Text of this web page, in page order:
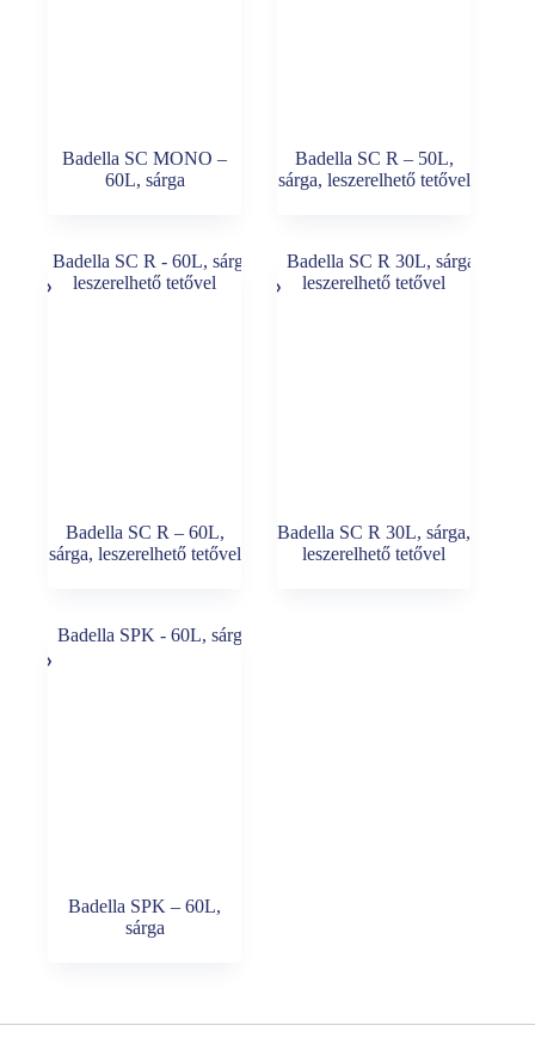
Badella SC MONO –
60L, sárga
Badella SC R – 50L,
sárga, leszerelhető tetővel
Badella SC R – 60L,
sárga, leszerelhető tetővel
Badella SC R 30L, sárga,
leszerelhető tetővel
Badella SPK – 60L,
sárga